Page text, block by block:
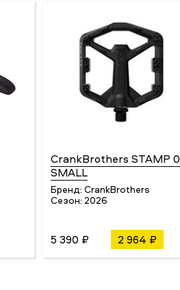
CrankBrothers STAMP 0
SMALL
Бренд: CrankBrothers
Сезон: 2026
5 390 ₽ 2 964 ₽